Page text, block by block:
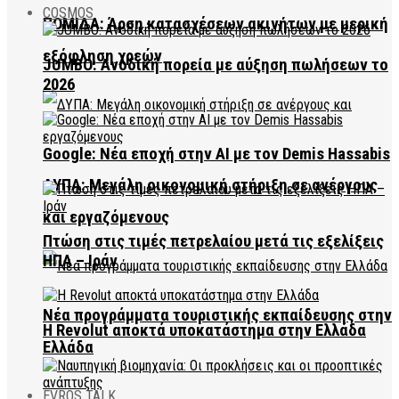
ΠΟΜΙΔΑ: Άρση κατασχέσεων ακινήτων με μερική
εξόφληση χρεών
ΔΥΠΑ: Μεγάλη οικονομική στήριξη σε ανέργους
και εργαζόμενους
Νέα προγράμματα τουριστικής εκπαίδευσης στην
Ελλάδα
EVROS TALK
COSMOS
JUMBO: Ανοδική πορεία με αύξηση πωλήσεων το
2026
Google: Νέα εποχή στην AI με τον Demis Hassabis
Πτώση στις τιμές πετρελαίου μετά τις εξελίξεις
ΗΠΑ – Ιράν
Η Revolut αποκτά υποκατάστημα στην Ελλάδα